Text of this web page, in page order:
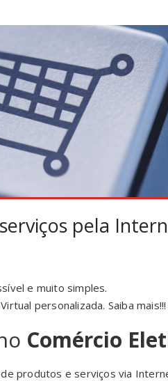
pela
e muito simples.
personalizada. Saiba mais!!!
Comércio
produtos e serviços via